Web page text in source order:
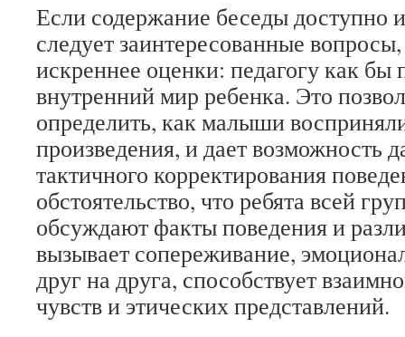
Если содержание беседы доступно
следует заинтересованные
искреннее оценки: педагогу как бы
внутренний мир ребенка. Это
определить, как малыши
произведения, и дает возможность
тактичного корректирования
обстоятельство, что ребята всей
обсуждают факты поведения и
вызывает сопереживание,
друг на друга, способствует
чувств и этических представлений.